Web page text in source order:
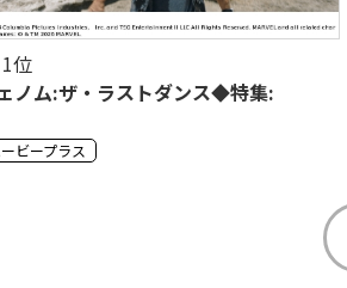
2位
イスター』シリーズ一挙放送
シネマ HD